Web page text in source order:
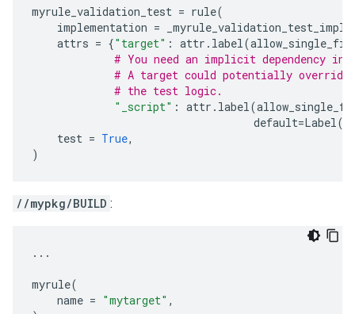
myrule_validation_test = rule(
implementation = _myrule_validation_test_impl
attrs = {"target" : attr . label(
# You need an implicit dependency
# A target could potentially
# the test logic.
"_script" : attr . label(
default=Label(
test = True,
)
//mypkg/BUILD :
...
myrule(
name = "mytarget" ,